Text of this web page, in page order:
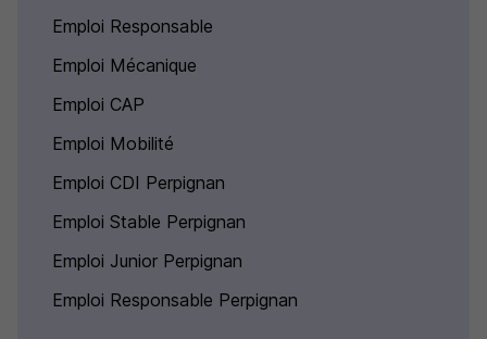
Emploi Responsable
Emploi Mécanique
Emploi CAP
Emploi Mobilité
Emploi CDI Perpignan
Emploi Stable Perpignan
Emploi Junior Perpignan
Emploi Responsable Perpignan